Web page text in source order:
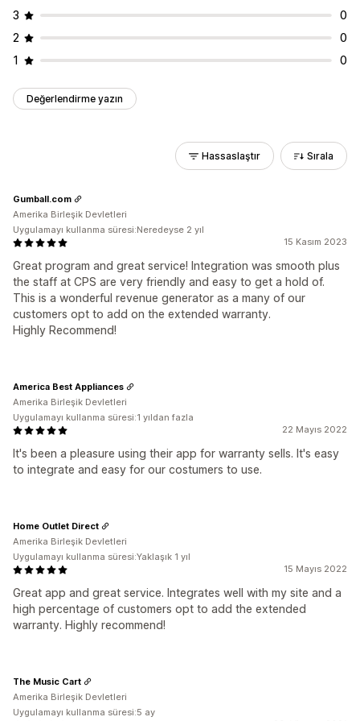
3
0
2
0
1
0
Değerlendirme yazın
Hassaslaştır Sırala
15 Kasım 2023
Great program and great service! Integration was smooth plus
the staff at CPS are very friendly and easy to get a hold of.
This is a wonderful revenue generator as a many of our
customers opt to add on the extended warranty.
Highly Recommend!
Gumball.com
Amerika Birleşik Devletleri
Uygulamayı kullanma süresi:Neredeyse 2 yıl
22 Mayıs 2022
It's been a pleasure using their app for warranty sells. It's easy
to integrate and easy for our costumers to use.
America Best Appliances
Amerika Birleşik Devletleri
Uygulamayı kullanma süresi:1 yıldan fazla
15 Mayıs 2022
Great app and great service. Integrates well with my site and a
high percentage of customers opt to add the extended
warranty. Highly recommend!
Home Outlet Direct
Amerika Birleşik Devletleri
Uygulamayı kullanma süresi:Yaklaşık 1 yıl
The Music Cart
Amerika Birleşik Devletleri
Uygulamayı kullanma süresi:5 ay